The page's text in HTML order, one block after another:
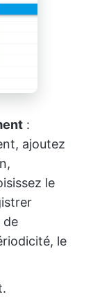
:
ajoutez
le
de
le